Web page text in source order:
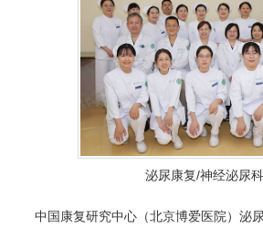
泌尿康复/神经泌尿科
中国康复研究中心（北京博爱医院）泌